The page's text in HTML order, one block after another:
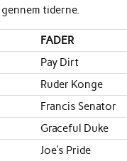
tiderne.
FADER
Pay Dirt
Ruder Konge
Francis Senator
Graceful Duke
Joe’s Pride